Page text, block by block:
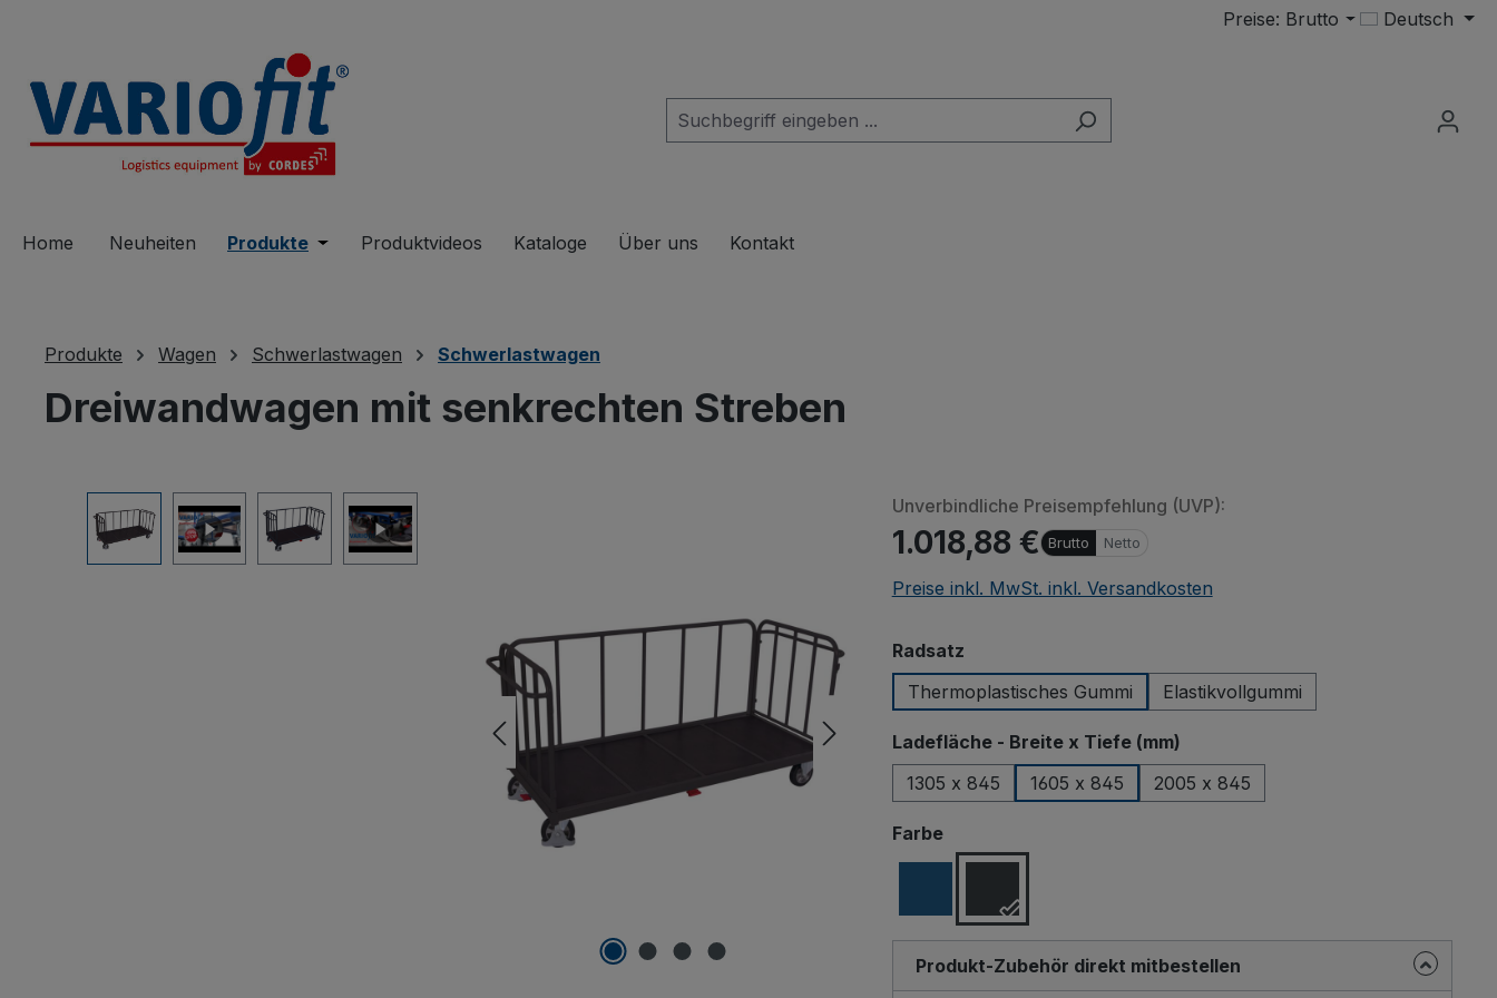
Preise: Brutto Deutsch
Home Neuheiten Produkte Öffne oder Schließe das Dropdown der Kategorie Produkte
Produktvideos Kataloge Über uns Kontakt
Produkte Wagen Schwerlastwagen Schwerlastwagen
Dreiwandwagen mit senkrechten Streben
Bildergalerie überspringen
Beim Abspielen von eingebetteten
Quellen) werden Daten an Drittanbieter
übermittelt. Klicken Sie auf "Erlauben"
um das Laden von Drittanbieterinhalten
Einstellung merken und alle
erlauben
Unverbindliche Preisempfehlung (UVP):
1.018,88 € Brutto Netto
Preise inkl. MwSt. inkl. Versandkosten
Radsatzauswählen
Thermoplastisches Gummi
Elastikvollgummi
Ladefläche - Breite x Tiefe (mm)auswählen
1305 x 845
1605 x 845 2005 x 845
Farbeauswählen
Produkt-Zubehör direkt mitbestellen